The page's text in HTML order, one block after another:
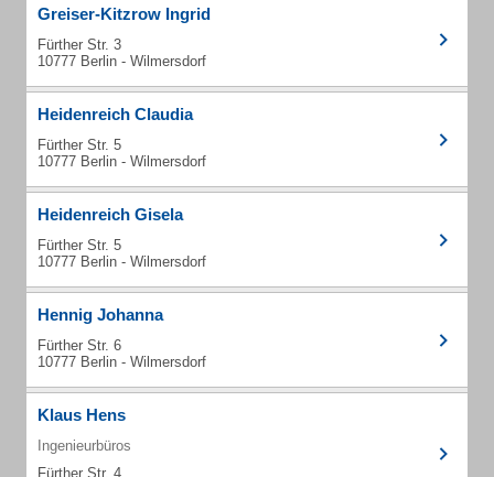
Greiser-Kitzrow Ingrid
Fürther Str. 3
10777 Berlin - Wilmersdorf
Heidenreich Claudia
Fürther Str. 5
10777 Berlin - Wilmersdorf
Heidenreich Gisela
Fürther Str. 5
10777 Berlin - Wilmersdorf
Hennig Johanna
Fürther Str. 6
10777 Berlin - Wilmersdorf
Klaus Hens
Ingenieurbüros
Fürther Str. 4